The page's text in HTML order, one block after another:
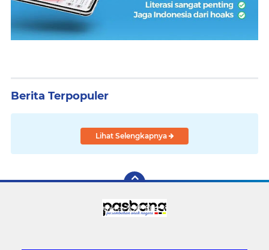
Berita Terpopuler
Lihat Selengkapnya